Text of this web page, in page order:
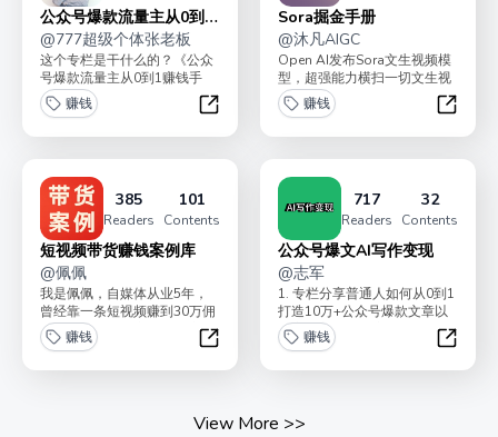
公众号爆款流量主从0到1
赚钱手册
@777超级个体张老板
这个专栏是干什么的？《公众
号爆款流量主从0到1赚钱手
册》，带你从0到1学习项目的
操作，不仅学会一个赚...
赚钱
公众号爆款流量主从0到1赚钱手册
Sora掘金手册
@沐凡AIGC
Open AI发布Sora文生视频模
型，超强能力横扫一切文生视
频模型，堪称地表最强视频模
型！我是沐凡...
赚钱
Sora
385
Readers
101
Contents
短视频带货赚钱案例库
@佩佩
我是佩佩，自媒体从业5年，
曾经靠一条短视频赚到30万佣
金，短视频带货实战派。这个
案例库，拆解了100...
赚钱
短视频带货赚钱案例库
717
Readers
32
Contents
公众号爆文AI写作变现
@志军
1. 专栏分享普通人如何从0到1
打造10万+公众号爆款文章以
及变现方法2. 内容包含爆款案
例、工具分...
赚钱
公众
View More >>